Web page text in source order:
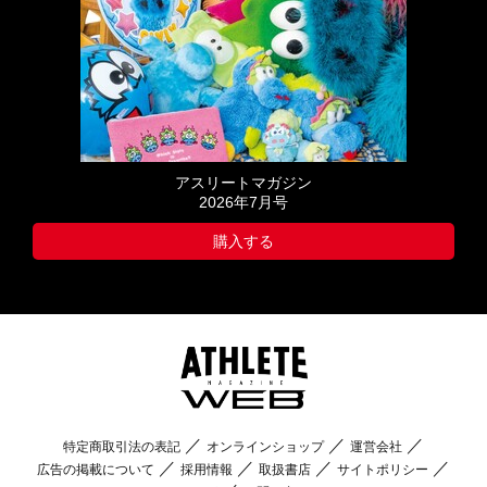
アスリートマガジン
2026年7月号
購入する
特定商取引法の表記 オンラインショップ
運営会社
広告の掲載について
採用情報 取扱書店
サイトポリシー